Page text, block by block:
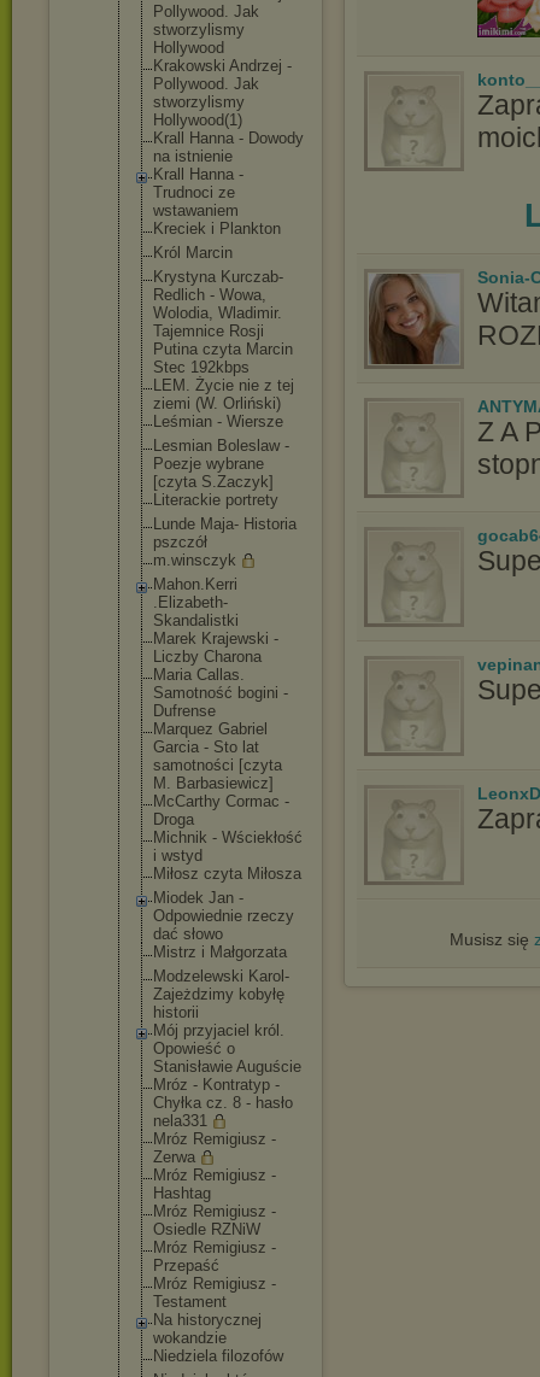
Pollywood. Jak
stworzylismy
Hollywood
Krakowski Andrzej -
Pollywood. Jak
stworzylismy
Hollywood(1)
Krall Hanna - Dowody
na istnienie
Krall Hanna -
Trudnoci ze
wstawaniem
Kreciek i Plankton
Król Marcin
Krystyna Kurczab-
Red lich - Wowa,
Wolodia, Wladimir.
Tajemnice Rosji
Putina czyta Marcin
Stec 192kbps
LEM. Życie nie z tej
ziemi (W. Orliński)
Leśmian - Wiersze
Lesmian Boleslaw -
Poezje wybrane
[czyta S.Zaczyk]
Literackie portrety
Lunde Maja- Historia
pszczół
m.winsczyk
Mahon.Kerri
.Elizabeth-
Skandalistki
Marek Krajewski -
Liczby Charona
Maria Callas.
Samotność bogini -
Dufrense
Marquez Gabriel
Garcia - Sto lat
samotności [czyta
M. Barbasiewicz]
McCarthy Cormac -
Droga
Michnik - Wściekłość
i wstyd
Miłosz czyta Miłosza
Miodek Jan -
Odpowiednie rzeczy
dać słowo
Mistrz i Małgorzata
Modzelewski Karol-
Zajeżdzimy kobyłę
historii
Mój przyjaciel król.
Opowieść o
Stanisławie Auguście
Mróz - Kontratyp -
Chyłka cz. 8 - hasło
nela331
Mróz Remigiusz -
Zerwa
Mróz Remigiusz -
Hashtag
Mróz Remigiusz -
Osiedle RZNiW
Mróz Remigiusz -
Przepaść
Mróz Remigiusz -
Testament
Na historycznej
wokandzie
Niedziela filozofów
Sonia-
Z A
Musisz się